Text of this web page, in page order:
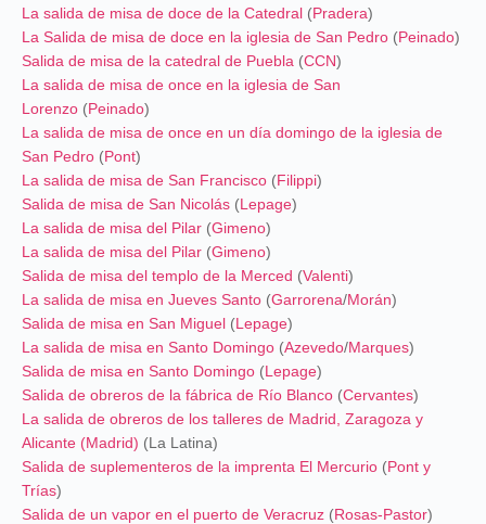
La salida de misa de doce de la Catedral (Pradera)
La Salida de misa de doce en la iglesia de San Pedro (Peinado)
Salida de misa de la catedral de Puebla (CCN)
La salida de misa de once en la iglesia de San
Lorenzo (Peinado)
La salida de misa de once en un día domingo de la iglesia de
San Pedro (Pont)
La salida de misa de San Francisco (Filippi)
Salida de misa de San Nicolás (Lepage)
La salida de misa del Pilar (Gimeno)
La salida de misa del Pilar (Gimeno)
Salida de misa del templo de la Merced (Valenti)
La salida de misa en Jueves Santo (Garrorena/Morán)
Salida de misa en San Miguel (Lepage)
La salida de misa en Santo Domingo (Azevedo/Marques)
Salida de misa en Santo Domingo (Lepage)
Salida de obreros de la fábrica de Río Blanco (Cervantes)
La salida de obreros de los talleres de Madrid, Zaragoza y
Alicante (Madrid) (La Latina)
Salida de suplementeros de la imprenta El Mercurio (Pont y
Trías)
Salida de un vapor en el puerto de Veracruz (Rosas-Pastor)